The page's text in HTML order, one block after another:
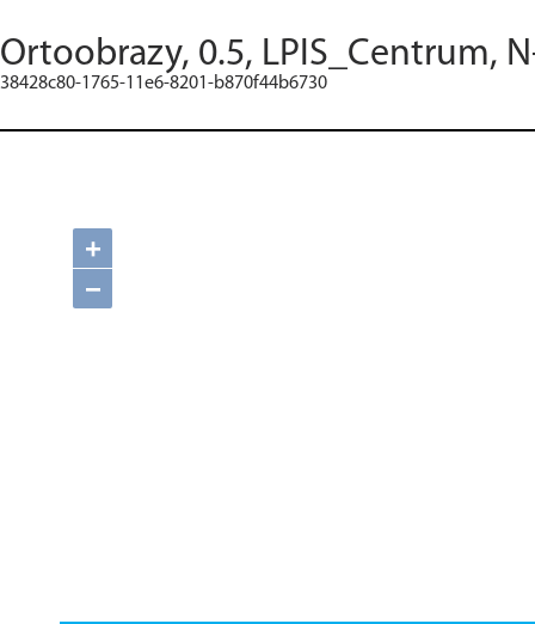
Ortoobrazy, 0.5, LPIS_Centrum,
38428c80-1765-11e6-8201-b870f44b6730
+
−